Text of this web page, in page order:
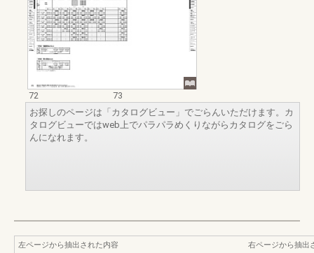
72
73
お探しのページは「カタログビュー」でごらんいただけます。カ
タログビューではweb上でパラパラめくりながらカタログをごら
んになれます。
左ページから抽出された内容
右ページから抽出